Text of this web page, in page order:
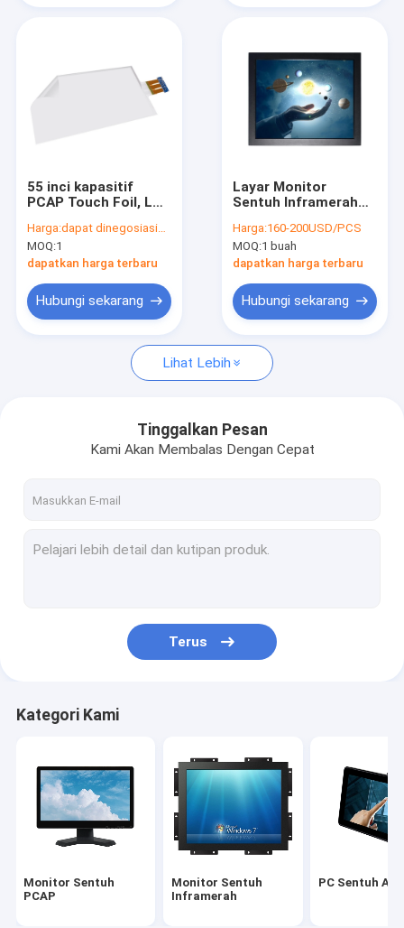
Wisata pabrik
Berita
Semua Kasus
Monitor Sentuh PCAP
PC Sentuh AIO
Layar Sentuh PCAP
Foil Sentuh PCAP
Panel LCD TFT
Layar Sentuh Gelombang Akustik Permukaan
Layar Sentuh Resistif
Monitor Layar Sentuh Melengkung
55 inci kapasitif
PCAP Touch Foil, LCD
Film
Harga:dapat dinegosiasikan
MOQ:1
dapatkan harga terbaru
Hubungi sekarang
Layar Monitor
Sentuh Inframerah
Untuk Lebar Kios
390mm
Harga:160-200USD/PCS
MOQ:1 buah
dapatkan harga terbaru
Hubungi sekarang
Lihat Lebih
Tinggalkan Pesan
Kami Akan Membalas Dengan Cepat
Terus
Kategori Kami
Monitor Sentuh
PCAP
Monitor Sentuh
Inframerah
PC Sentuh AIO